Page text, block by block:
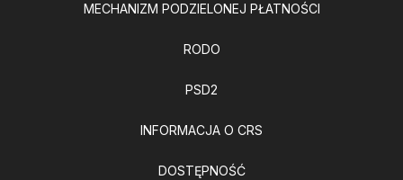
MECHANIZM PODZIELONEJ PŁATNOŚCI
RODO
PSD2
INFORMACJA O CRS
DOSTĘPNOŚĆ